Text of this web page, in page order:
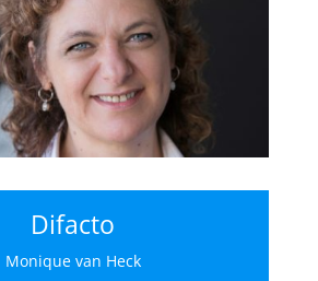
Difacto
Monique van Heck